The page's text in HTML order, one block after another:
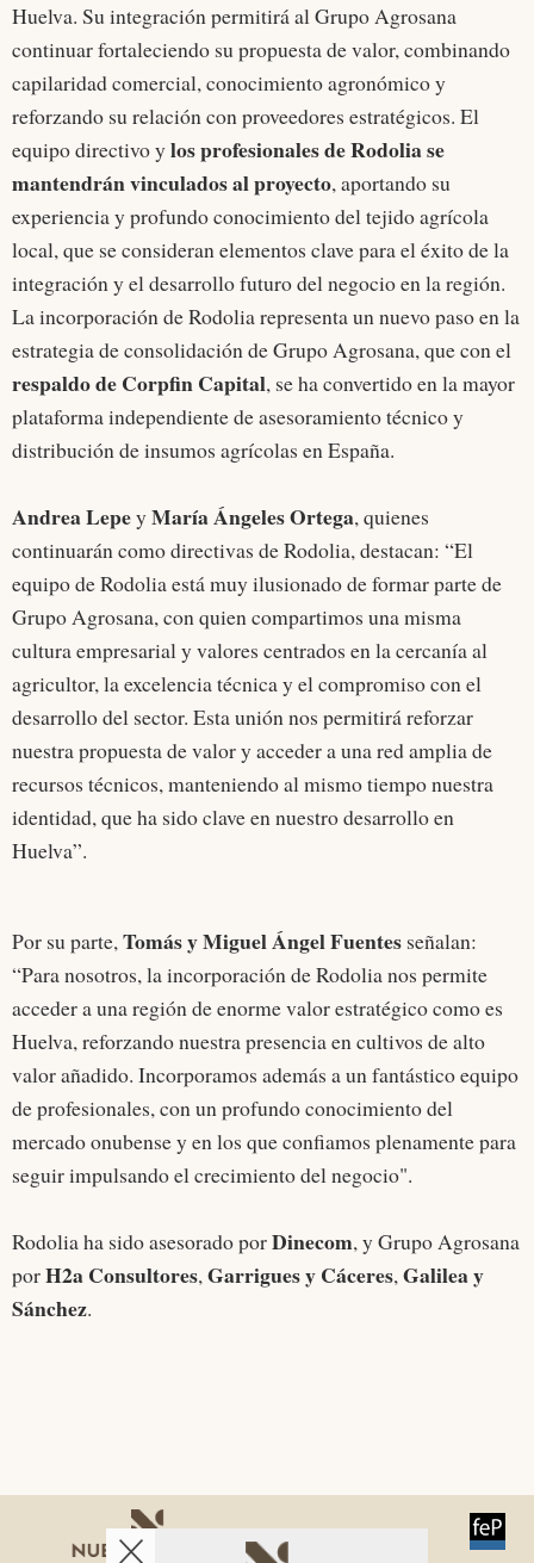
Huelva. Su integración permitirá al Grupo Agrosana
continuar fortaleciendo su propuesta de valor, combinando
capilaridad comercial, conocimiento agronómico y
reforzando su relación con proveedores estratégicos. El
equipo directivo ylos profesionales de Rodolia se
mantendrán vinculados al proyecto, aportando su
experiencia y profundo conocimiento del tejido agrícola
local, que se consideran elementos clave para el éxito de la
integración y el desarrollo futuro del negocio en la región.
La incorporación de Rodolia representa un nuevo paso en la
estrategia de consolidación de Grupo Agrosana, que con el
respaldo de Corpfin Capital, se ha convertido en la mayor
plataforma independiente de asesoramiento técnico y
distribución de insumos agrícolas en España.
Andrea LepeyMaría Ángeles Ortega, quienes
continuarán como directivas de Rodolia, destacan: “El
equipo de Rodolia está muy ilusionado de formar parte de
Grupo Agrosana, con quien compartimos una misma
cultura empresarial y valores centrados en la cercanía al
agricultor, la excelencia técnica y el compromiso con el
desarrollo del sector. Esta unión nos permitirá reforzar
nuestra propuesta de valor y acceder a una red amplia de
recursos técnicos, manteniendo al mismo tiempo nuestra
identidad, que ha sido clave en nuestro desarrollo en
Huelva”.
Por su parte,Tomás y Miguel Ángel Fuentes señalan:
“Para nosotros, la incorporación de Rodolia nos permite
acceder a una región de enorme valor estratégico como es
Huelva, reforzando nuestra presencia en cultivos de alto
valor añadido. Incorporamos además a un fantástico equipo
de profesionales, con un profundo conocimiento del
mercado onubense y en los que confiamos plenamente para
seguir impulsando el crecimiento del negocio".
Rodolia ha sido asesorado porDinecom, y Grupo Agrosana
porH2a Consultores,Garrigues y Cáceres,Galilea y
Sánchez.